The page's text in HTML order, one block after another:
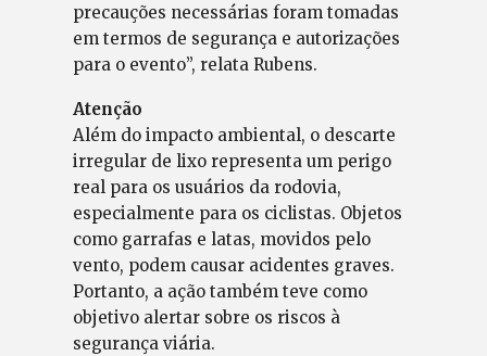
precauções necessárias foram tomadas
em termos de segurança e autorizações
para o evento”, relata Rubens.
Atenção
Além do impacto ambiental, o descarte
irregular de lixo representa um perigo
real para os usuários da rodovia,
especialmente para os ciclistas. Objetos
como garrafas e latas, movidos pelo
vento, podem causar acidentes graves.
Portanto, a ação também teve como
objetivo alertar sobre os riscos à
segurança viária.